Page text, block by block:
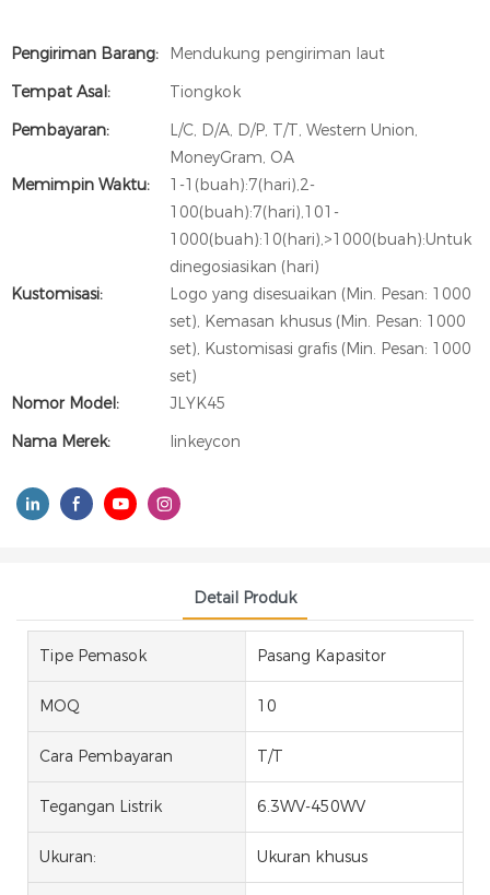
Pengiriman Barang:
Mendukung pengiriman laut
Tempat Asal:
Tiongkok
Pembayaran:
L/C, D/A, D/P, T/T, Western Union,
MoneyGram, OA
Memimpin Waktu:
1-1(buah):7(hari),2-
100(buah):7(hari),101-
1000(buah):10(hari),>1000(buah):Untuk
dinegosiasikan (hari)
Kustomisasi:
Logo yang disesuaikan (Min. Pesan: 1000
set), Kemasan khusus (Min. Pesan: 1000
set), Kustomisasi grafis (Min. Pesan: 1000
set)
Nomor Model:
JLYK45
Nama Merek:
linkeycon
Detail Produk
Tipe Pemasok Pasang Kapasitor
MOQ 10
Cara Pembayaran T/T
Tegangan Listrik 6.3WV-450WV
Ukuran: Ukuran khusus